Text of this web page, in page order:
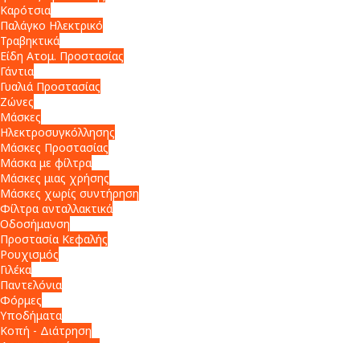
Καρότσια
Παλάγκο Ηλεκτρικό
Τραβηκτικά
Είδη Ατομ. Προστασίας
Γάντια
Γυαλιά Προστασίας
Ζώνες
Μάσκες
Ηλεκτροσυγκόλλησης
Μάσκες Προστασίας
Μάσκα με φίλτρα
Μάσκες μιας χρήσης
Μάσκες χωρίς συντήρηση
Φίλτρα ανταλλακτικά
Οδοσήμανση
Προστασία Κεφαλής
Ρουχισμός
Γιλέκα
Παντελόνια
Φόρμες
Υποδήματα
Κοπή - Διάτρηση